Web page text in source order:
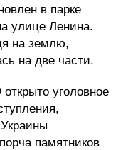
в парке
улице Ленина.
на землю,
на две части.
уголовное
памятников